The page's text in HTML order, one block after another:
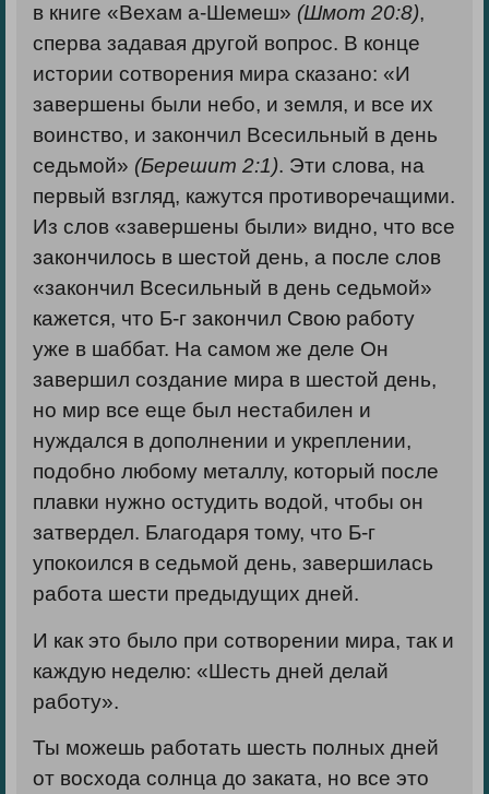
в книге «Вехам а-Шемеш» (Шмот 20:8),
сперва задавая другой вопрос. В конце
истории сотворения мира сказано: «И
завершены были небо, и земля, и все их
воинство, и закончил Всесильный в день
седьмой» (Берешит 2:1). Эти слова, на
первый взгляд, кажутся противоречащими.
Из слов «завершены были» видно, что все
закончилось в шестой день, а после слов
«закончил Всесильный в день седьмой»
кажется, что Б-г закончил Свою работу
уже в шаббат. На самом же деле Он
завершил создание мира в шестой день,
но мир все еще был нестабилен и
нуждался в дополнении и укреплении,
подобно любому металлу, который после
плавки нужно остудить водой, чтобы он
затвердел. Благодаря тому, что Б-г
упокоился в седьмой день, завершилась
работа шести предыдущих дней.
И как это было при сотворении мира, так и
каждую неделю: «Шесть дней делай
работу».
Ты можешь работать шесть полных дней
от восхода солнца до заката, но все это